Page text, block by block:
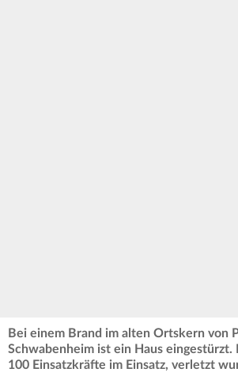
Bei einem Brand im alten Ortskern von
Schwabenheim ist ein Haus eingestürzt.
100 Einsatzkräfte im Einsatz, verletzt